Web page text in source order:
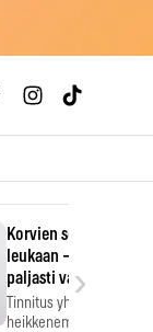
Korvien soiminen
leukaan – 47 349
paljasti vahvan
Tinnitus yhdistetään
heikkenemiseen.
›